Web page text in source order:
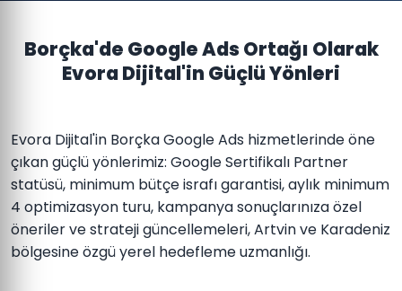
Borçka'de Google Ads Ortağı Olarak
Evora Dijital'in Güçlü Yönleri
Evora Dijital'in Borçka Google Ads hizmetlerinde öne
çıkan güçlü yönlerimiz: Google Sertifikalı Partner
statüsü, minimum bütçe israfı garantisi, aylık minimum
4 optimizasyon turu, kampanya sonuçlarınıza özel
öneriler ve strateji güncellemeleri, Artvin ve Karadeniz
bölgesine özgü yerel hedefleme uzmanlığı.